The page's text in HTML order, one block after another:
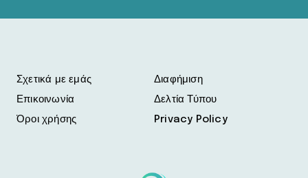
Σχετικά με εμάς
Επικοινωνία
Όροι χρήσης
Διαφήμιση
Δελτία Τύπου
Privacy Policy